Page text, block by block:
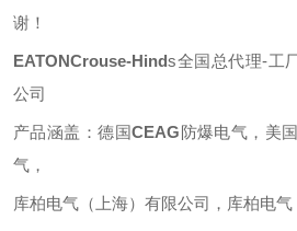
谢！
EATONCrouse-Hinds全国总代理-工
公司
产品涵盖：德国CEAG防爆电气，美国
气，
库柏电气（上海）有限公司，库柏电